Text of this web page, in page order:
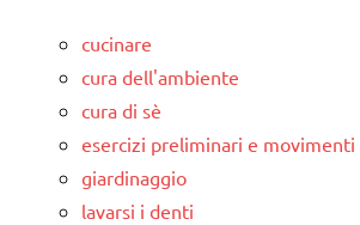
cucinare
cura dell'ambiente
cura di sè
esercizi preliminari e
giardinaggio
lavarsi i denti